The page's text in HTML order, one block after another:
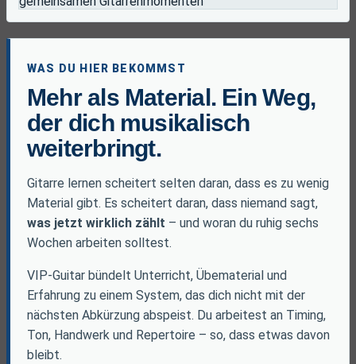
WAS DU HIER BEKOMMST
Mehr als Material. Ein Weg,
der dich musikalisch
weiterbringt.
Gitarre lernen scheitert selten daran, dass es zu wenig
Material gibt. Es scheitert daran, dass niemand sagt,
was jetzt wirklich zählt – und woran du ruhig sechs
Wochen arbeiten solltest.
VIP-Guitar bündelt Unterricht, Übematerial und
Erfahrung zu einem System, das dich nicht mit der
nächsten Abkürzung abspeist. Du arbeitest an Timing,
Ton, Handwerk und Repertoire – so, dass etwas davon
bleibt.